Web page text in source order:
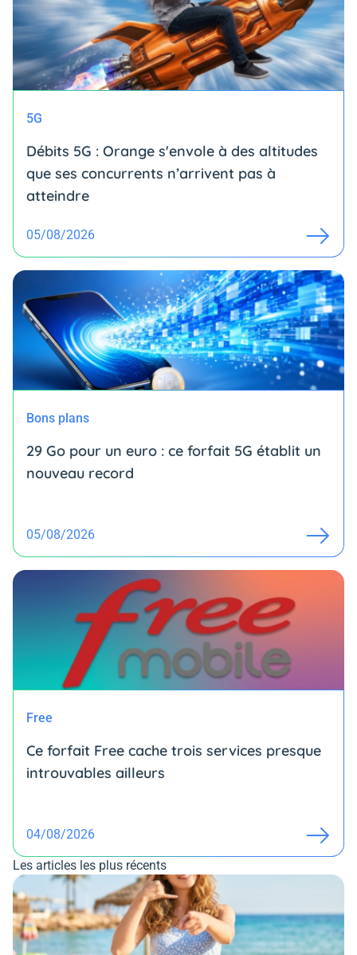
5G
Débits 5G : Orange s'envole à des altitudes
que ses concurrents n’arrivent pas à
atteindre
05/08/2026
Bons plans
29 Go pour un euro : ce forfait 5G établit un
nouveau record
05/08/2026
Free
Ce forfait Free cache trois services presque
introuvables ailleurs
04/08/2026
Les articles les plus récents